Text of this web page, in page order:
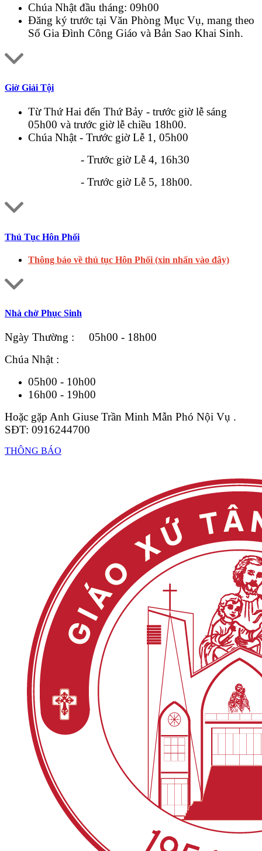
Chúa Nhật đầu tháng: 09h00
Đăng ký trước tại Văn Phòng Mục Vụ, mang theo
Sổ Gia Đình Công Giáo và Bản Sao Khai Sinh.
Giờ Giải Tội
Từ Thứ Hai đến Thứ Bảy - trước giờ lễ sáng
05h00 và trước giờ lễ chiều 18h00.
Chúa Nhật - Trước giờ Lễ 1, 05h00
- Trước giờ Lễ 4, 16h30
- Trước giờ Lễ 5, 18h00.
Thủ Tục Hôn Phối
Thông báo về thủ tục Hôn Phối (xin nhấn vào đây)
Nhà chờ Phục Sinh
Ngày Thường : 05h00 - 18h00
Chúa Nhật :
05h00 - 10h00
16h00 - 19h00
Hoặc gặp Anh Giuse Trần Minh Mẫn Phó Nội Vụ .
SĐT: 0916244700
THÔNG BÁO